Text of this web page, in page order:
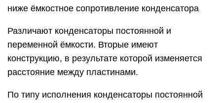
ниже ёмкостное сопротивление конденсатора
Различают конденсаторы постоянной и
переменной ёмкости. Вторые имеют
конструкцию, в результате которой изменяется
расстояние между пластинами.
По типу исполнения конденсаторы постоянной